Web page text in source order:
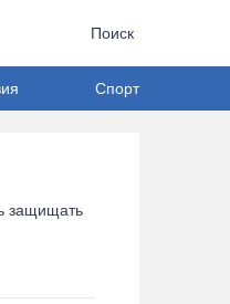
Поиск
Спорт
защищать